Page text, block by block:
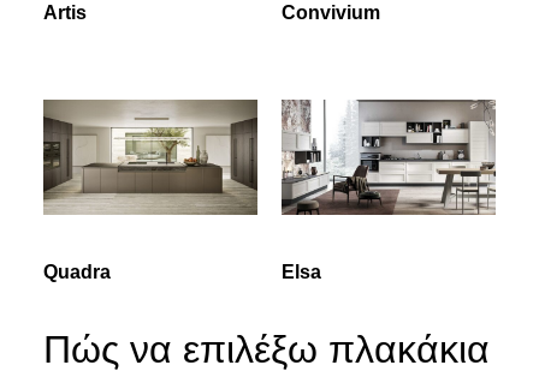
Artis Convivium
Quadra Elsa
Πώς να επιλέξω πλακάκια